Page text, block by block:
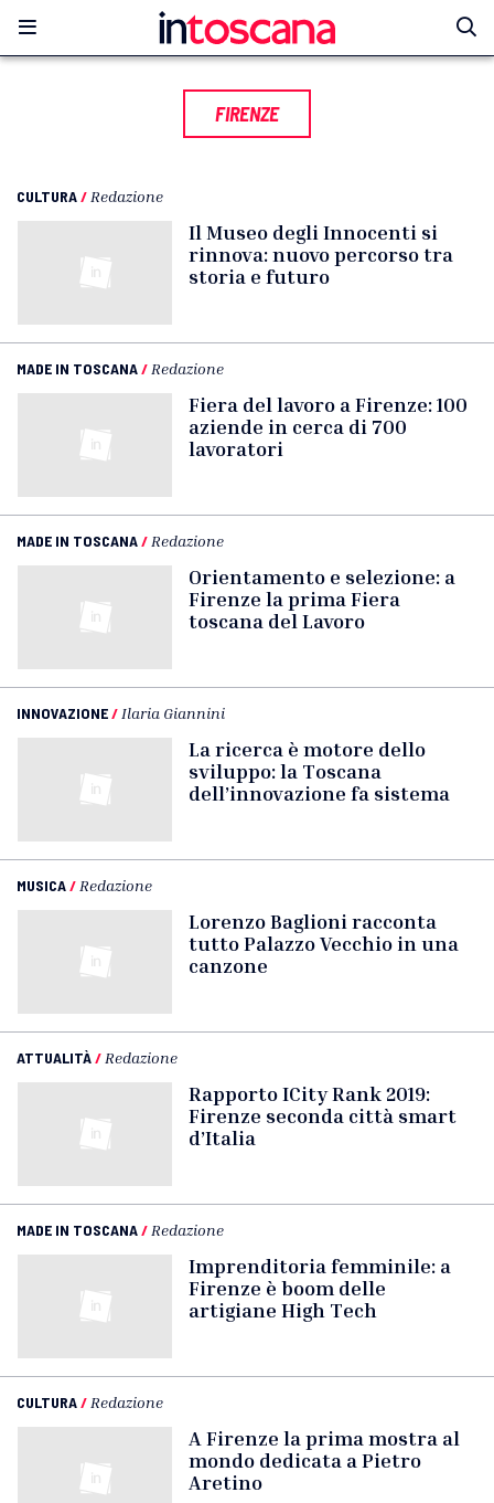
FIRENZE
CULTURA/ Redazione
Il Museo degli Innocenti si
rinnova: nuovo percorso tra
storia e futuro
MADE IN TOSCANA/ Redazione
Fiera del lavoro a Firenze: 100
aziende in cerca di 700
lavoratori
MADE IN TOSCANA/ Redazione
Orientamento e selezione: a
Firenze la prima Fiera
toscana del Lavoro
INNOVAZIONE/ Ilaria Giannini
La ricerca è motore dello
sviluppo: la Toscana
dell’innovazione fa sistema
MUSICA/ Redazione
Lorenzo Baglioni racconta
tutto Palazzo Vecchio in una
canzone
ATTUALITÀ/ Redazione
Rapporto ICity Rank 2019:
Firenze seconda città smart
d’Italia
MADE IN TOSCANA/ Redazione
Imprenditoria femminile: a
Firenze è boom delle
artigiane High Tech
CULTURA/ Redazione
A Firenze la prima mostra al
mondo dedicata a Pietro
Aretino